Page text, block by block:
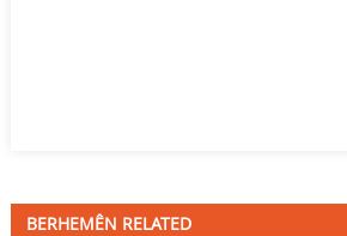
BERHEMÊN RELATED